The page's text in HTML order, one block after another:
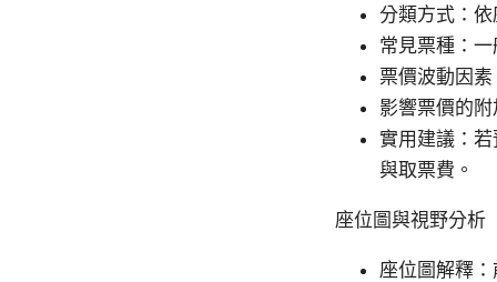
分類方式：
常見票種：
票價波動因
影響票價的
實用建議：
與取票費。
座位圖與視野分析
座位圖解釋